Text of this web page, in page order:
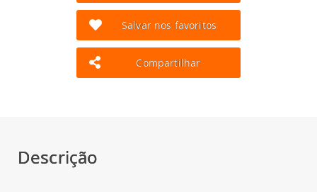
Salvar nos favoritos
Compartilhar
Descrição